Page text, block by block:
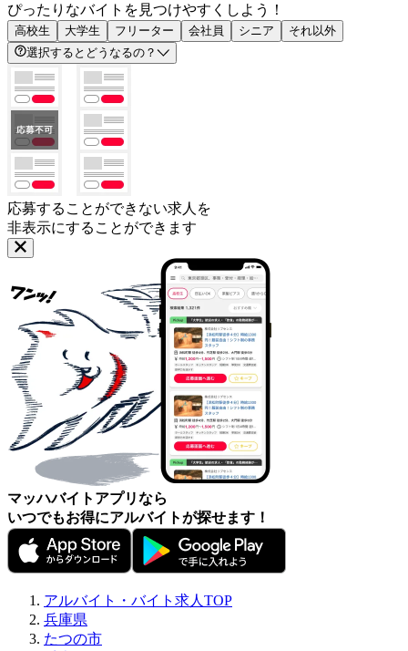
ぴったりなバイトを見つけやすくしよう！
高校生 大学生 フリーター 会社員 シニア
それ以外
選択するとどうなるの？
応募することができない求人を
非表示にすることができます
マッハバイトアプリなら
いつでもお得にアルバイトが探せます！
アルバイト・バイト求人TOP
兵庫県
たつの市